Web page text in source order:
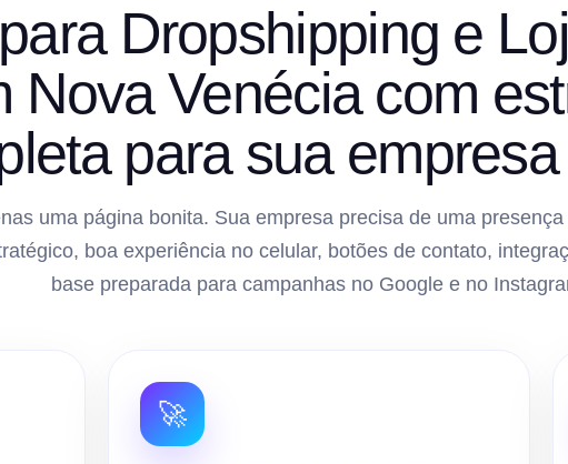
Dropshipping e
Nova Venécia com
para sua
uma página bonita. Sua empresa precisa de uma
boa experiência no celular, botões de contato,
base preparada para campanhas no Google e no
🚀